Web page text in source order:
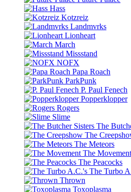
Hass
Kotzreiz
Landmvrks
Lionheart
March
Missstand
NOFX
Papa Roach
ParkPunk
P. Paul Fenech
Popperklopper
Rogers
Slime
The
The
The Meteors
The Movement
The Peacocks
The Turbo
Thrown
Toxoplasma